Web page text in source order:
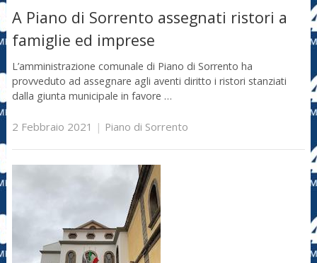
A Piano di Sorrento assegnati ristori a
famiglie ed imprese
L’amministrazione comunale di Piano di Sorrento ha
provveduto ad assegnare agli aventi diritto i ristori stanziati
dalla giunta municipale in favore …
2 Febbraio 2021 | Piano di Sorrento